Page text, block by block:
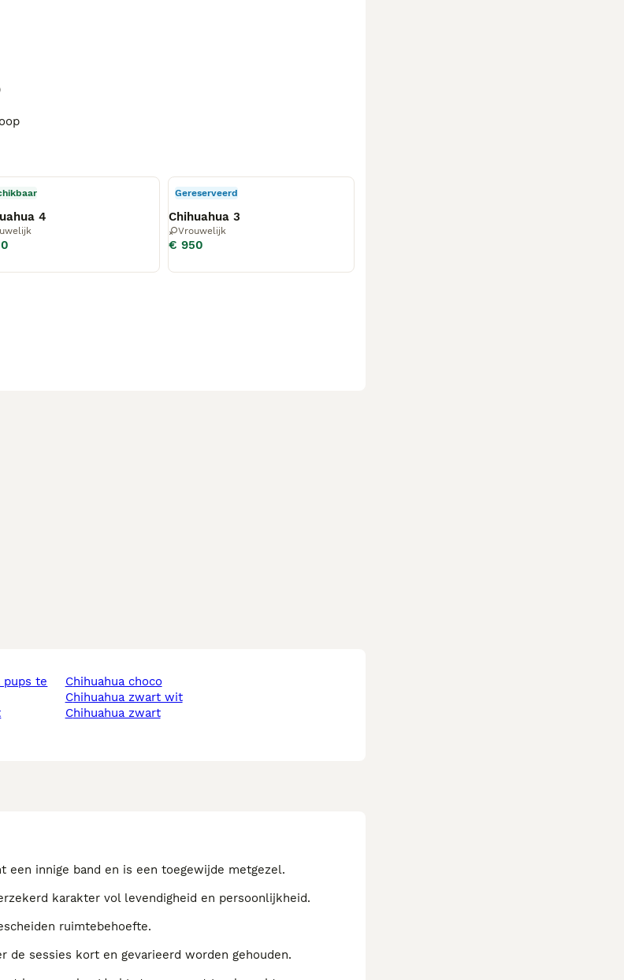
4
Gereserveerd
Chihuahua 3
Vrouwelijk
€ 950
chihuahua choco
chihuahua zwart wit
chihuahua zwart
een innige band en is een toegewijde metgezel.
karakter vol levendigheid en persoonlijkheid.
ruimtebehoefte.
de sessies kort en gevarieerd worden gehouden.